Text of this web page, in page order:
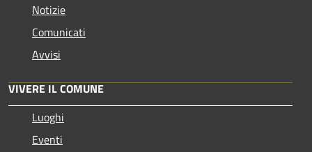
Notizie
Comunicati
Avvisi
VIVERE IL COMUNE
Luoghi
Eventi